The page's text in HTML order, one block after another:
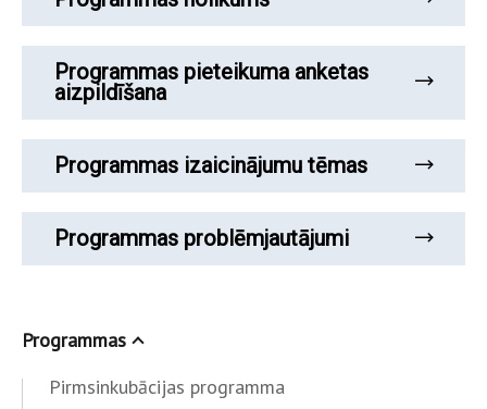
Programmas pieteikuma anketas
aizpildīšana
Programmas izaicinājumu tēmas
Programmas problēmjautājumi
Programmas
Pirmsinkubācijas programma